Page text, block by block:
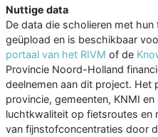
Nuttige data
De data die scholieren met
geüpload en is beschikbaar
portaal van het RIVM of de
Provincie Noord-Holland
deelnemen aan dit project.
provincie, gemeenten, KNMI
luchtkwaliteit op fietsroutes en
van fijnstofconcentraties door